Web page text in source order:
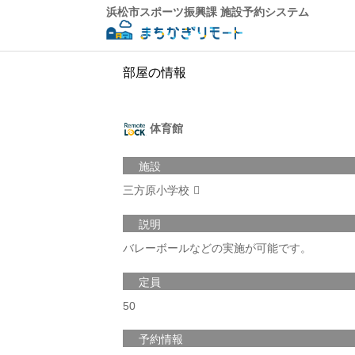
浜松市スポーツ振興課 施設予約システム
部屋の情報
体育館
施設
三方原小学校
説明
バレーボールなどの実施が可能です。
定員
50
予約情報